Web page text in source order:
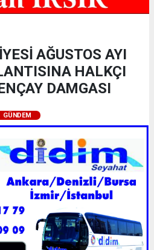
AĞUSTOS AYI
HALKÇI
DAMGASI
GÜNDEM